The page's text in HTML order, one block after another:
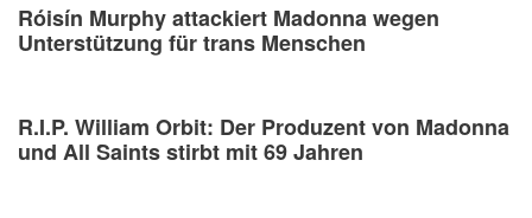
Róisín Murphy attackiert Madonna wegen
Unterstützung für trans Menschen
R.I.P. William Orbit: Der Produzent von Madonna
und All Saints stirbt mit 69 Jahren